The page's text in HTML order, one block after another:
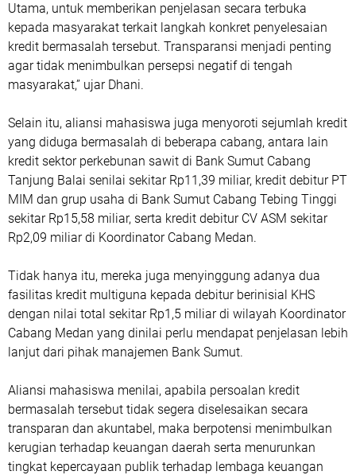
Utama, untuk memberikan penjelasan secara terbuka
kepada masyarakat terkait langkah konkret penyelesaian
kredit bermasalah tersebut. Transparansi menjadi penting
agar tidak menimbulkan persepsi negatif di tengah
masyarakat,” ujar Dhani.
Selain itu, aliansi mahasiswa juga menyoroti sejumlah kredit
yang diduga bermasalah di beberapa cabang, antara lain
kredit sektor perkebunan sawit di Bank Sumut Cabang
Tanjung Balai senilai sekitar Rp11,39 miliar, kredit debitur PT
MIM dan grup usaha di Bank Sumut Cabang Tebing Tinggi
sekitar Rp15,58 miliar, serta kredit debitur CV ASM sekitar
Rp2,09 miliar di Koordinator Cabang Medan.
Tidak hanya itu, mereka juga menyinggung adanya dua
fasilitas kredit multiguna kepada debitur berinisial KHS
dengan nilai total sekitar Rp1,5 miliar di wilayah Koordinator
Cabang Medan yang dinilai perlu mendapat penjelasan lebih
lanjut dari pihak manajemen Bank Sumut.
Aliansi mahasiswa menilai, apabila persoalan kredit
bermasalah tersebut tidak segera diselesaikan secara
transparan dan akuntabel, maka berpotensi menimbulkan
kerugian terhadap keuangan daerah serta menurunkan
tingkat kepercayaan publik terhadap lembaga keuangan